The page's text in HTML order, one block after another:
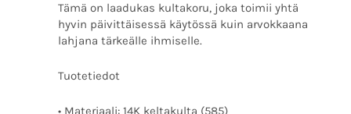
Tämä on laadukas kultakoru, joka toimii yhtä
hyvin päivittäisessä käytössä kuin arvokkaana
lahjana tärkeälle ihmiselle.
Tuotetiedot
• Materiaali: 14K keltakulta (585)